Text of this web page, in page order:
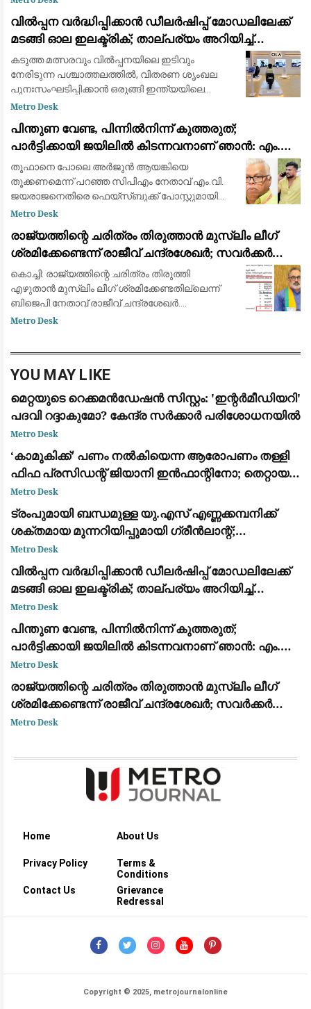
കിഴക
വിൽപ്പന വർദ്ധിപ്പിക്കാൻ ഡീലർഷിപ്പ് മോഡലിലേക്ക്
മടങ്ങി ഓല ഇലക്ട്രിക്; താല്പര്യം അറിയിച്ച്
ആയിരത്തോളം പേർ
കടുത്ത മത്സരവും വിൽപ്പനയിലെ ഇടിവും
നേരിടുന്ന പശ്ചാത്തലത്തിൽ, വിതരണ ശൃംഖല
പുനഃസംഘടിപ്പിക്കാൻ ഒരുങ്ങി ഇന്ത്യയിലെ
മുൻനിര ഇലക്ട്രിക് ഇരുചക്ര വാഹന
ഇതുവരെ കമ്പ
Metro Desk
പിന്തുണ വേണ്ട, പിന്നിൽനിന്ന് കുത്തരുത്;
പാർട്ടിക്കായി ജയിലിൽ കിടന്നവനാണ് ഞാൻ: എം.വി.
ജയരാജന് മറുപടിയുമായി അർജുൻ ആയങ്കി
തൂഫാനെ പോലെ അര്‍ജുന്‍ ആയങ്കിയെ
തൂക്കണമെന്ന് പറഞ്ഞ സിപിഎം നേതാവ് എം.വി.
ജയരാജനെതിരെ ഫെയ്സ്ബുക്ക് പോസ്റ്റുമായി
അര്‍ജുന്‍ ആയങ്കി. തനിക്ക് അയിത്തം
താനീ പ്രസ്
Metro Desk
രാജ്യത്തിന്റെ ചരിത്രം തിരുത്താൻ മുസ്ലിം ലീഗ്
ശ്രമിക്കേണ്ടെന്ന് രാജീവ് ചന്ദ്രശേഖർ; സവർക്കർ
ചോദ്യ വിവാദത്തിൽ ശക്തമായ പ്രതികരണം
കൊച്ചി: രാജ്യത്തിന്റെ ചരിത്രം തിരുത്തി
എഴുതാൻ മുസ്ലിം ലീഗ് ശ്രമിക്കേണ്ടതില്ലെന്ന്
ബിജെപി നേതാവ് രാജീവ് ചന്ദ്രശേഖർ.
സ്വാതന്ത്ര്യസമര ക്വിസ് മത്സരത്തിൽ വി.ഡി.
Metro Desk
YOU MAY LIKE
മെറ്റയുടെ റെക്കമൻഡേഷൻ സിസ്റ്റം: 'ഇന്റർമീഡിയറി'
പദവി റദ്ദാകുമോ? കേന്ദ്ര സർക്കാർ പരിശോധനയിൽ
Metro Desk
​‘കാമുകിക്ക്’ പണം നൽകിയെന്ന ആരോപണം തള്ളി
ഫിഫ പ്രസിഡന്റ് ജിയാനി ഇൻഫാന്റിനോ; തെറ്റായ
പ്രചാരണമെന്ന് പ്രതികരണം
Metro Desk
ട്രംപുമായി ബന്ധമുള്ള യു.എസ് എണ്ണക്കമ്പനിക്ക്
ശക്തമായ മുന്നറിയിപ്പുമായി ഗ്രീൻലാന്റ്;
അനുമതിയില്ലാതെ ഡ്രില്ലിംഗ് ഉപകരണങ്ങൾ
എത്തിച്ചതിൽ അമർഷം
Metro Desk
വിൽപ്പന വർദ്ധിപ്പിക്കാൻ ഡീലർഷിപ്പ് മോഡലിലേക്ക്
മടങ്ങി ഓല ഇലക്ട്രിക്; താല്പര്യം അറിയിച്ച്
ആയിരത്തോളം പേർ
Metro Desk
പിന്തുണ വേണ്ട, പിന്നിൽനിന്ന് കുത്തരുത്;
പാർട്ടിക്കായി ജയിലിൽ കിടന്നവനാണ് ഞാൻ: എം.വി.
ജയരാജന് മറുപടിയുമായി അർജുൻ ആയങ്കി
Metro Desk
രാജ്യത്തിന്റെ ചരിത്രം തിരുത്താൻ മുസ്ലിം ലീഗ്
ശ്രമിക്കേണ്ടെന്ന് രാജീവ് ചന്ദ്രശേഖർ; സവർക്കർ
ചോദ്യ വിവാദത്തിൽ ശക്തമായ പ്രതികരണം
Metro Desk
Home About Us
Privacy Policy
Terms &
Conditions
Contact Us
Grievance
Redressal
Copyright © 2025, metrojournalonline